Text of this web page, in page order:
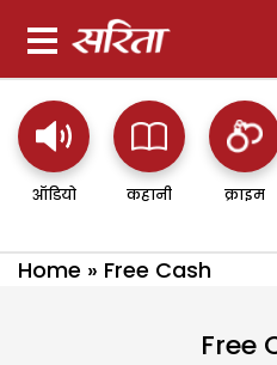
ऑडियो कहानी क्राइम
Home » Free Cash
Free